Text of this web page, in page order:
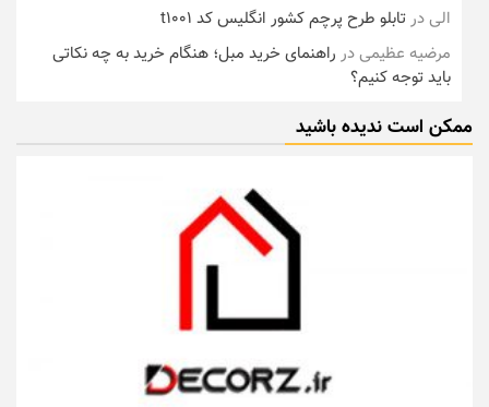
الیدرتابلو طرح پرچم کشور انگلیس کد t1001
مرضیه عظیمیدر راهنمای خرید مبل؛ هنگام خرید به چه نکاتی
باید توجه کنیم؟
ممکن است ندیده باشید